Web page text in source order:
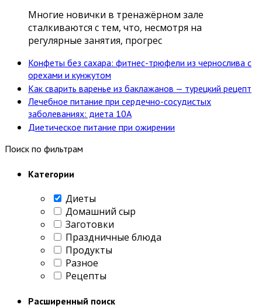
Многие новички в тренажёрном зале
сталкиваются с тем, что, несмотря на
регулярные занятия, прогрес
Конфеты без сахара: фитнес-трюфели из чернослива с
орехами и кунжутом
Как сварить варенье из баклажанов — турецкий рецепт
Лечебное питание при сердечно-сосудистых
заболеваниях: диета 10А
Диетическое питание при ожирении
Поиск по фильтрам
Категории
Диеты
Домашний сыр
Заготовки
Праздничные блюда
Продукты
Разное
Рецепты
Расширенный поиск